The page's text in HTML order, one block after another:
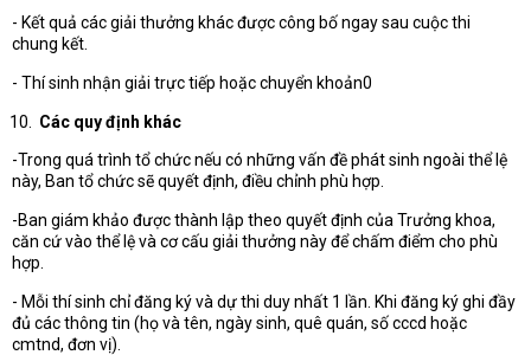
- Kết quả các giải thưởng khác được công bố ngay sau cuộc thi
chung kết.
- Thí sinh nhận giải trực tiếp hoặc chuyển khoản0
Các quy định khác
-Trong quá trình tổ chức nếu có những vấn đề phát sinh ngoài thể lệ
này, Ban tổ chức sẽ quyết định, điều chỉnh phù hợp.
-Ban giám khảo được thành lập theo quyết định của Trưởng khoa,
căn cứ vào thể lệ và cơ cấu giải thưởng này để chấm điểm cho phù
hợp.
- Mỗi thí sinh chỉ đăng ký và dự thi duy nhất 1 lần. Khi đăng ký ghi đầy
đủ các thông tin (họ và tên, ngày sinh, quê quán, số cccd hoặc
cmtnd, đơn vị).